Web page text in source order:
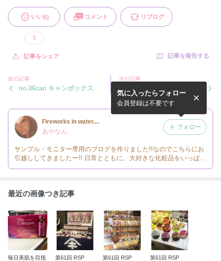
いいね
5
コメント リブログ
記事をシェア 記事を報告する
前の記事
no.06can キャンボックス
次の記事
体脂肪を考えるお茶(プーア
ㇽ茶)
Fireworks in water....
あやなん
サンプル・モニター専用のブログを作りました!!なのでこちらにお
引越ししてきましたー!! 日常とともに、大好きな化粧品をいっぱい
気に入ったらフォロー
会員登録は不要です
フォロー
最近の画像つき記事
毎日美肌を目指
第61回 RSP
第61回 RSP
第61回 RSP